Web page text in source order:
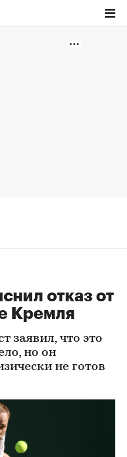
отказ от
Кремля
заявил, что это
но он
не готов